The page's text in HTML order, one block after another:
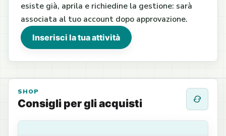
esiste già, aprila e richiedine la gestione: sarà
associata al tuo account dopo approvazione.
Inserisci la tua attività
SHOP
Consigli per gli acquisti